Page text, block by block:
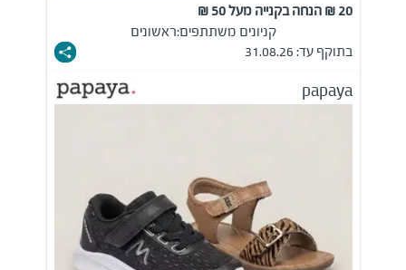
20 ₪ הנחה בקנייה מעל 50 ₪
קניונים משתתפים:ראשונים
בתוקף עד: 31.08.26
papaya